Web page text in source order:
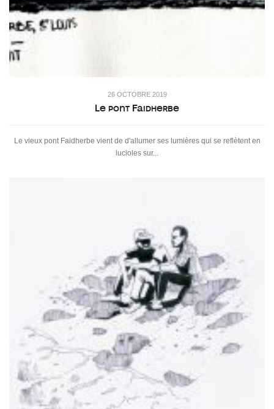
26 OCTOBRE 2019
Le pont Faidherbe
Le vieux pont Faidherbe vient de d'allumer ses lumières qui se reflètent en
lucioles sur...